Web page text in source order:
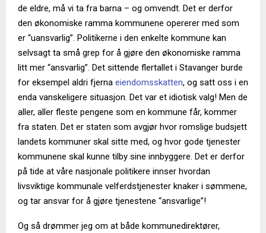
de eldre, må vi ta fra barna – og omvendt. Det er derfor
den økonomiske ramma kommunene opererer med som
er “uansvarlig”. Politikerne i den enkelte kommune kan
selvsagt ta små grep for å gjøre den økonomiske ramma
litt mer “ansvarlig”. Det sittende flertallet i Stavanger burde
for eksempel aldri fjerna eiendomsskatten, og satt oss i en
enda vanskeligere situasjon. Det var et idiotisk valg! Men de
aller, aller fleste pengene som en kommune får, kommer
fra staten. Det er staten som avgjør hvor romslige budsjett
landets kommuner skal sitte med, og hvor gode tjenester
kommunene skal kunne tilby sine innbyggere. Det er derfor
på tide at våre nasjonale politikere innser hvordan
livsviktige kommunale velferdstjenester knaker i sømmene,
og tar ansvar for å gjøre tjenestene “ansvarlige”!
Og så drømmer jeg om at både kommunedirektører,